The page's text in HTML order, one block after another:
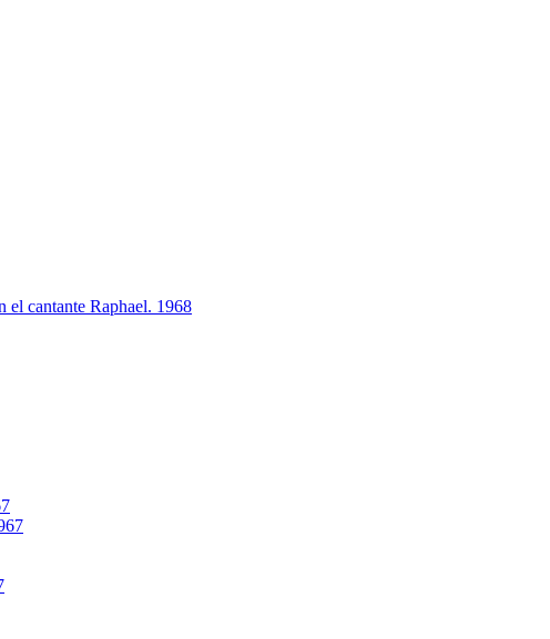
el cantante Raphael. 1968